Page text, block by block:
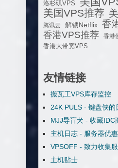
洛杉矶VPS
美国VPS推荐
腾讯云 解锁Netflix 香
香港VPS推荐
香港
香港大带宽VPS
友情链接
搬瓦工VPS库存监控
24K PULS - 键盘侠的
MJJ导盲犬 - 收藏IDC
主机日志 - 服务器优
VPSOFF - 致力收集
主机贴士